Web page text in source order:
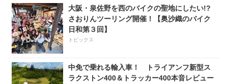
大阪・泉佐野を西のバイクの聖地にしたい!?
さおりんツーリング開催！【奥沙織のバイク
日和第３回】
トピックス
中免で乗れる輸入車！ トライアンフ新型ス
ラクストン400＆トラッカー400本音レビュー